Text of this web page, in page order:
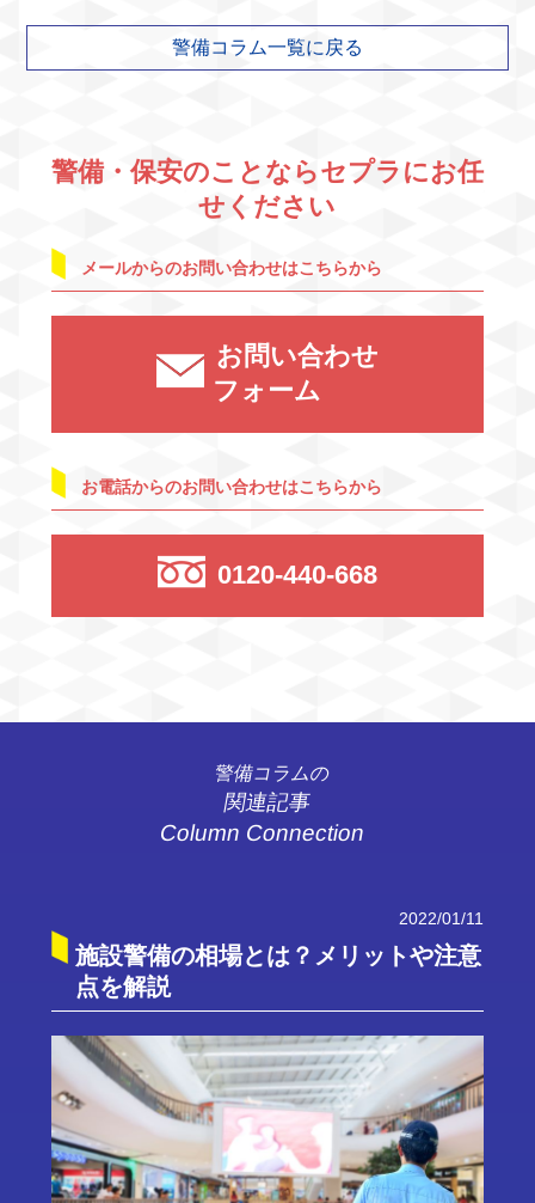
警備コラム一覧に戻る
警備・保安のことならセプラにお任
せください
メールからのお問い合わせはこちらから
お問い合わせ
フォーム
お電話からのお問い合わせはこちらから
0120-440-668
警備コラムの
関連記事
Column Connection
2022/01/11
施設警備の相場とは？メリットや注意
点を解説